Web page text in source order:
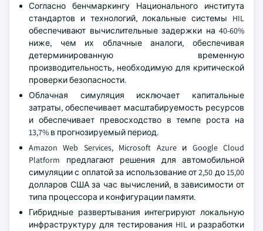
Согласно бенчмаркингу Национального института
стандартов и технологий, локальные системы HIL
обеспечивают вычислительные задержки на 40-60%
ниже, чем их облачные аналоги, обеспечивая
детерминированную временную
производительность, необходимую для критической
проверки безопасности.
Облачная симуляция исключает капитальные
затраты, обеспечивает масштабируемость ресурсов
и обеспечивает превосходство в темпе роста на
13,7% в прогнозируемый период.
Amazon Web Services, Microsoft Azure и Google Cloud
Platform предлагают решения для автомобильной
симуляции с оплатой за использование от 2,50 до 15,00
долларов США за час вычислений, в зависимости от
типа процессора и конфигурации памяти.
Гибридные развертывания интегрируют локальную
инфраструктуру для тестирования HIL и разработки